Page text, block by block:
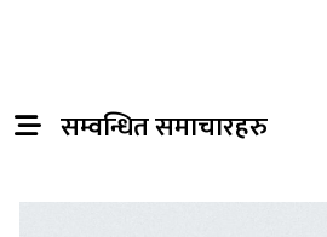
सम्वन्धित समाचारहरु